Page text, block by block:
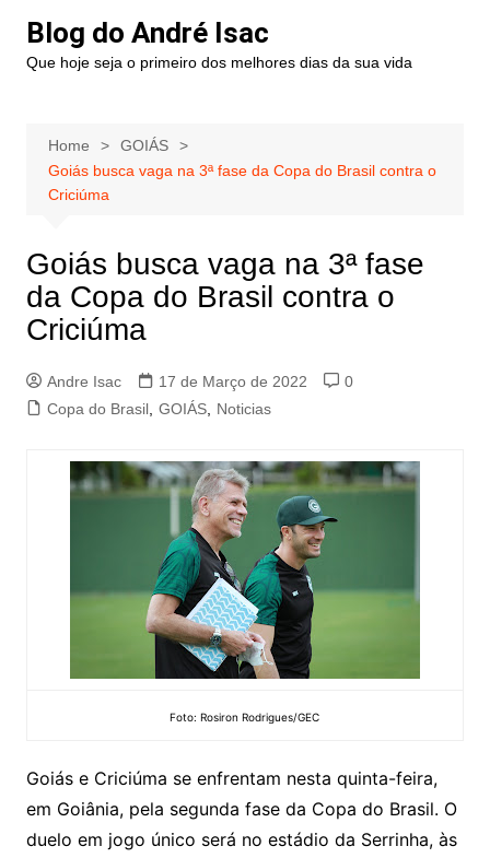
Blog do André Isac
Que hoje seja o primeiro dos melhores dias da sua vida
Home
GOIÁS
Goiás busca vaga na 3ª fase da Copa do Brasil contra o
Criciúma
Goiás busca vaga na 3ª fase
da Copa do Brasil contra o
Criciúma
Andre Isac 17 de Março de 2022
0
Copa do Brasil, GOIÁS, Noticias
Foto: Rosiron Rodrigues/GEC
Goiás e Criciúma se enfrentam nesta quinta-feira,
em Goiânia, pela segunda fase da Copa do Brasil. O
duelo em jogo único será no estádio da Serrinha, às